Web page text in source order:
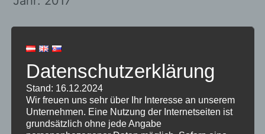
Related products
Datenschutzerklärung
Stand: 16.12.2024
Wir freuen uns sehr über Ihr Interesse an unserem
Unternehmen. Eine Nutzung der Internetseiten ist
grundsätzlich ohne jede Angabe